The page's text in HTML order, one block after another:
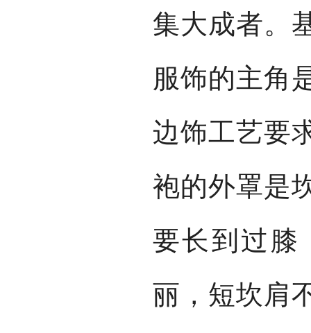
集大成者。
服饰的主角
边饰工艺要
袍的外罩是
要长到过膝
丽，短坎肩